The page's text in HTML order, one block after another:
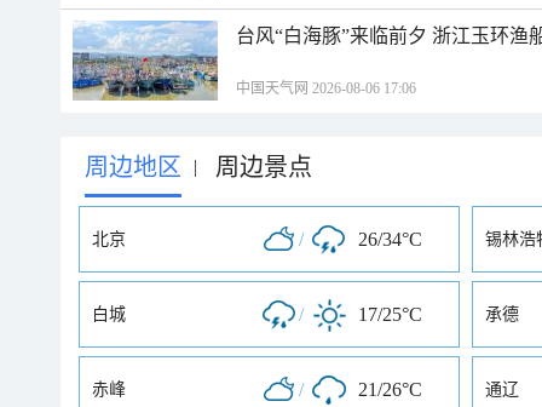
台风“白海豚”来临前夕 浙江玉环渔
中国天气网 2026-08-06 17:06
周边地区 | 周边景点
北京 / 26/34°C 锡林浩
白城 / 17/25°C 承德
赤峰 / 21/26°C 通辽